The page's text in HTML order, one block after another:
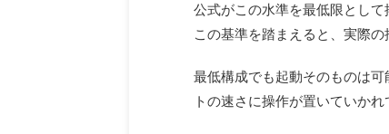
公式がこの水準を最低限とし
この基準を踏まえると、実際の
最低構成でも起動そのものは
トの速さに操作が置いていかれ